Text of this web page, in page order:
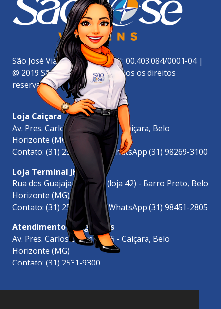
São José Viagens Ltda. | CNPJ: 00.403.084/0001-04 |
@ 2019 São José Viagens - Todos os direitos
reservados.
Loja Caiçara
Av. Pres. Carlos Luz, nº 1565 - Caiçara, Belo
Horizonte (MG)
Contato: (31) 2531-9300 | WhatsApp (31) 98269-3100
Loja Terminal JK
Rua dos Guajajaras, 1353 (loja 42) - Barro Preto, Belo
Horizonte (MG)
Contato: (31) 2519-6900 | WhatsApp (31) 98451-2805
Atendimento às Agências
Av. Pres. Carlos Luz, nº 1565 - Caiçara, Belo
Horizonte (MG)
Contato: (31) 2531-9300